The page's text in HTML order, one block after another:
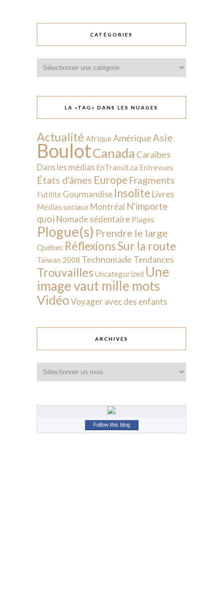
CATÉGORIES
LA «TAG» DANS LES NUAGES
Actualité AfriqueAmériqueAsie
BoulotCanada Caraïbes
Dans les médias EnTransit.ca Entrevues
États d'âmes Europe Fragments
Futilité Gourmandise Insolite Livres
Médias sociaux Montréal N'importe
quoi Nomade sédentaire Plages
Plogue(s) Prendre le large
Québec RéflexionsSur la route
Taïwan 2008 Technomade Tendances
Trouvailles Uncategorized Une
image vaut mille mots
VidéoVoyager avec des enfants
ARCHIVES
Follow this blog